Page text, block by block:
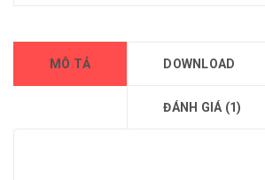
MÔ TẢ DOWNLOAD
ĐÁNH GIÁ (1)